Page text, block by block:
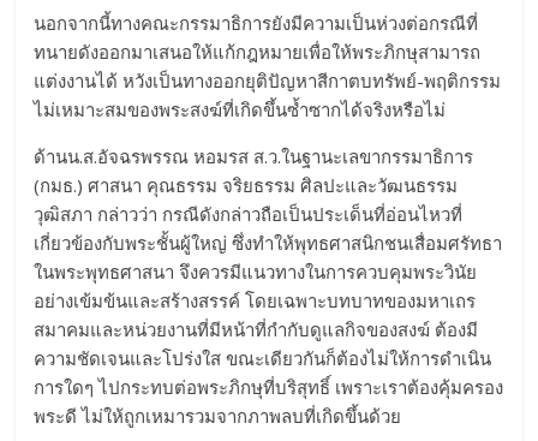
นอกจากนี้ทางคณะกรรมาธิการยังมีความเป็นห่วงต่อกรณีที่
ทนายดังออกมาเสนอให้แก้กฎหมายเพื่อให้พระภิกษุสามารถ
แต่งงานได้ หวังเป็นทางออกยุติปัญหาสีกาตบทรัพย์-พฤติกรรม
ไม่เหมาะสมของพระสงฆ์ที่เกิดขึ้นซ้ำซากได้จริงหรือไม่
ด้านน.ส.อัจฉรพรรณ หอมรส ส.ว.ในฐานะเลขากรรมาธิการ
(กมธ.) ศาสนา คุณธรรม จริยธรรม ศิลปะและวัฒนธรรม
วุฒิสภา กล่าวว่า กรณีดังกล่าวถือเป็นประเด็นที่อ่อนไหวที่
เกี่ยวข้องกับพระชั้นผู้ใหญ่ ซึ่งทำให้พุทธศาสนิกชนเสื่อมศรัทธา
ในพระพุทธศาสนา จึงควรมีแนวทางในการควบคุมพระวินัย
อย่างเข้มข้นและสร้างสรรค์ โดยเฉพาะบทบาทของมหาเถร
สมาคมและหน่วยงานที่มีหน้าที่กำกับดูแลกิจของสงฆ์ ต้องมี
ความชัดเจนและโปร่งใส ขณะเดียวกันก็ต้องไม่ให้การดำเนิน
การใดๆ ไปกระทบต่อพระภิกษุที่บริสุทธิ์ เพราะเราต้องคุ้มครอง
พระดี ไม่ให้ถูกเหมารวมจากภาพลบที่เกิดขึ้นด้วย